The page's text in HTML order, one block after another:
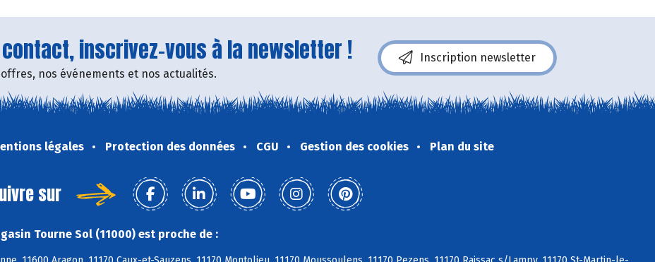
inscrivez-vous à la newsletter !
nos événements et nos actualités.
Inscription newsletter
légales Protection des données CGU Gestion des cookies Plan du site
sur
Tourne Sol (11000) est proche de :